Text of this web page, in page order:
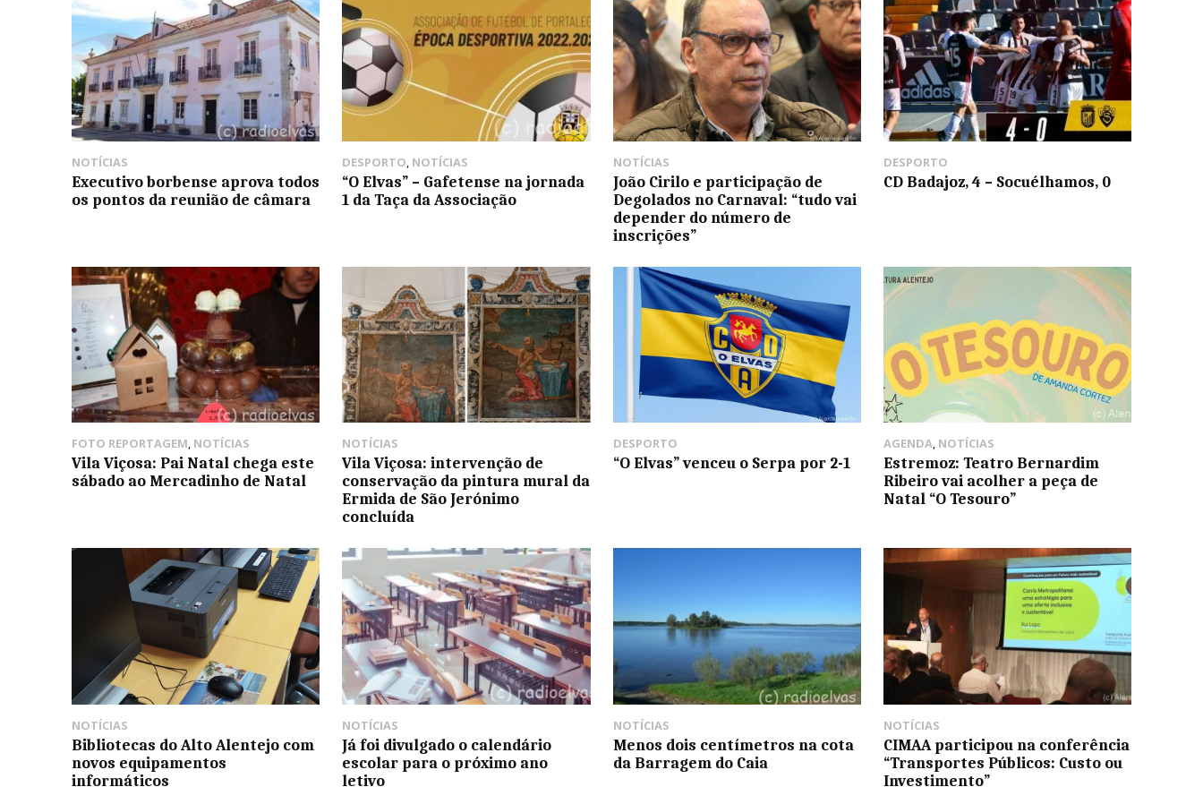
NOTÍCIAS
Executivo borbense aprova todos
os pontos da reunião de câmara
DESPORTO, NOTÍCIAS
“O Elvas” – Gafetense na jornada
1 da Taça da Associação
NOTÍCIAS
João Cirilo e participação de
Degolados no Carnaval: “tudo vai
depender do número de
inscrições”
DESPORTO
CD Badajoz, 4 – Socuélhamos, 0
FOTO REPORTAGEM, NOTÍCIAS
Vila Viçosa: Pai Natal chega este
sábado ao Mercadinho de Natal
NOTÍCIAS
Vila Viçosa: intervenção de
conservação da pintura mural da
Ermida de São Jerónimo
concluída
DESPORTO
“O Elvas” venceu o Serpa por 2-1
AGENDA, NOTÍCIAS
Estremoz: Teatro Bernardim
Ribeiro vai acolher a peça de
Natal “O Tesouro”
NOTÍCIAS
Bibliotecas do Alto Alentejo com
novos equipamentos
informáticos
NOTÍCIAS
Já foi divulgado o calendário
escolar para o próximo ano
letivo
NOTÍCIAS
Menos dois centímetros na cota
da Barragem do Caia
NOTÍCIAS
CIMAA participou na conferência
“Transportes Públicos: Custo ou
Investimento”